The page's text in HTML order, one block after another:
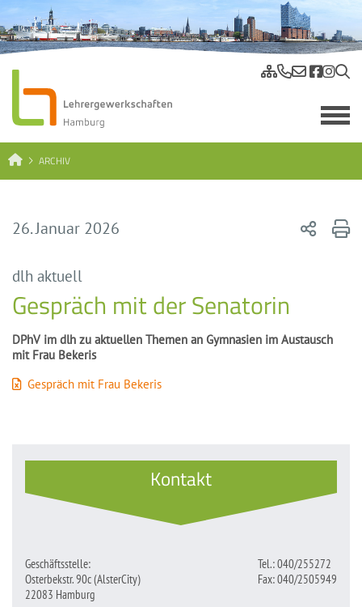
ARCHIV
26. Januar 2026
dlh aktuell
Gespräch mit der Senatorin
DPhV im dlh zu aktuellen Themen an Gymnasien im Austausch
mit Frau Bekeris
Gespräch mit Frau Bekeris
Kontakt
Geschäftsstelle:
Osterbekstr. 90c (AlsterCity)
22083 Hamburg
Tel.: 040/255272
Fax: 040/2505949